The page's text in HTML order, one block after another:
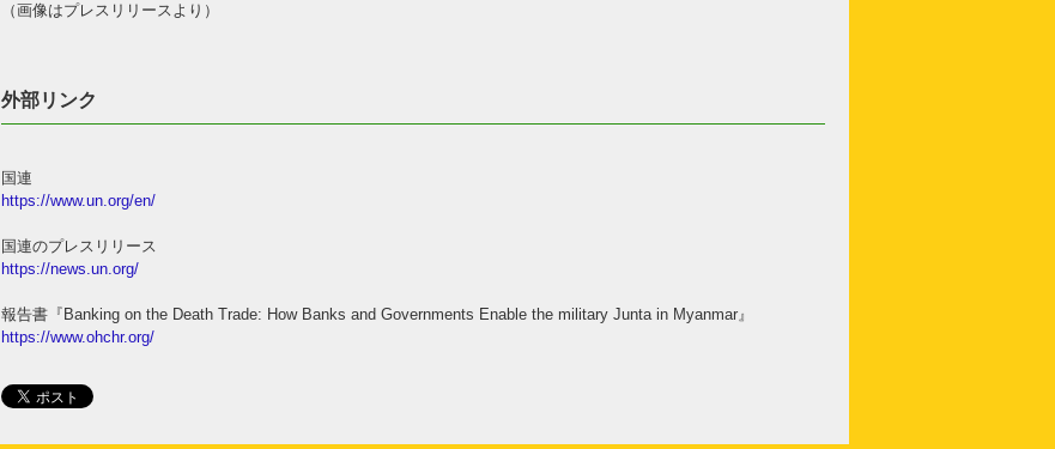
（画像はプレスリリースより）
外部リンク
国連
https://www.un.org/en/
国連のプレスリリース
https://news.un.org/
報告書『Banking on the Death Trade: How Banks and Governments Enable the military Junta in Myanmar』
https://www.ohchr.org/